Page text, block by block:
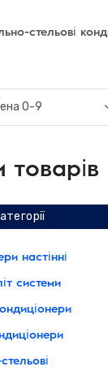
стельові
товарів
настінні
системи